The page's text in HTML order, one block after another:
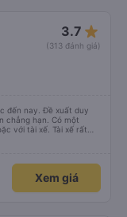
3.7 star_rate
(313 đánh giá)
đến nay. Đề xuất duy
chẳng hạn. Có một
với tài xế. Tài xế rất
nhỏ cũng rất chu đáo.
Xem giá